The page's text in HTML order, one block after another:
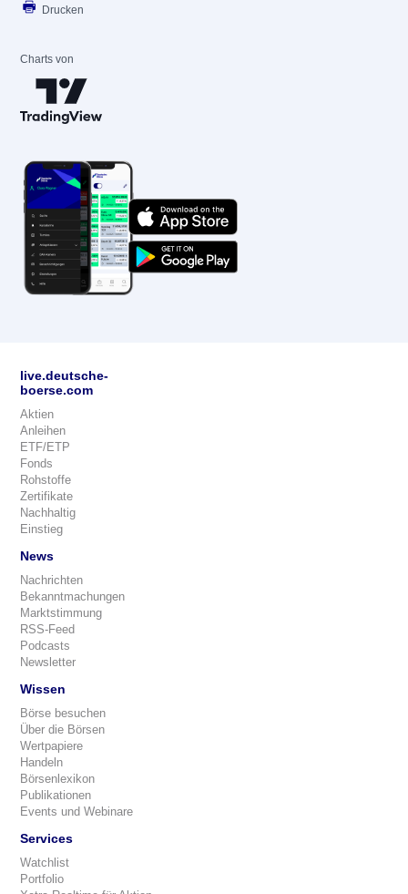
Drucken
Charts von
live.deutsche-
boerse.com
Aktien
Anleihen
ETF/ETP
Fonds
Rohstoffe
Zertifikate
Nachhaltig
Einstieg
News
Nachrichten
Bekanntmachungen
Marktstimmung
RSS-Feed
Podcasts
Newsletter
Wissen
Börse besuchen
Über die Börsen
Wertpapiere
Handeln
Börsenlexikon
Publikationen
Events und Webinare
Services
Watchlist
Portfolio